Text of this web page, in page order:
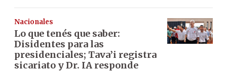
Nacionales
Lo que tenés que saber:
Disidentes para las
presidenciales; Tava’i registra
sicariato y Dr. IA responde